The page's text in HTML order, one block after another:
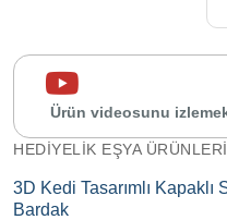
Takibi
Yardım
0534
Ürün videosunu
HEDIYELIK EŞYA ÜRÜNLERI
3D Kedi Tasarımlı Kapaklı
Bardak